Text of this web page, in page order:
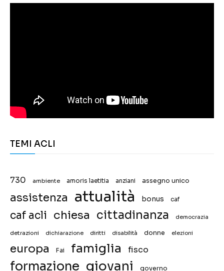
TEMI ACLI
730 ambiente amoris laetitia anziani assegno unico
assistenza attualità bonus caf
caf acli chiesa cittadinanza democrazia
detrazioni dichiarazione diritti disabilità donne elezioni
europa Fai famiglia fisco
formazione giovani governo